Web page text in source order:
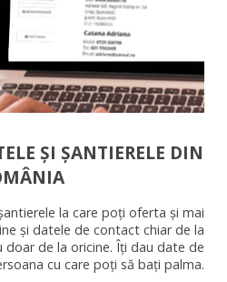
ȘI ȘANTIERELE DIN
la care poți oferta și mai
și datele de contact chiar de la
doar de la oricine. Îți dau date de
cu care poți să bați palma.